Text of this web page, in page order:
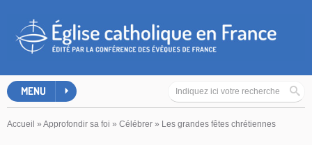
MENU
Accueil » Approfondir sa foi » Célébrer » Les grandes fêtes chrétiennes